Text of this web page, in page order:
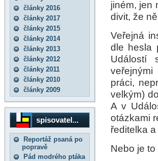
články 2016
články 2017
články 2015
články 2014
články 2013
články 2012
články 2011
články 2010
články 2009
spisovatel...
Reportáž psaná po
popravě
Pád modrého ptáka
jiném, jen
divit, že
Veřejná
dle hesla
Událostí
práci,
velkým)
A v
otázkami
ředitelka
Nebo je